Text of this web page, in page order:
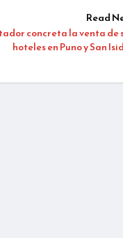
Read
concreta la venta de
hoteles en Puno y San